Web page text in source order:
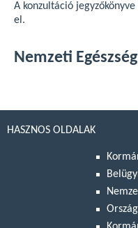
A konzultáció jegyzőkönyve
el.
Nemzeti
HASZNOS OLDALAK